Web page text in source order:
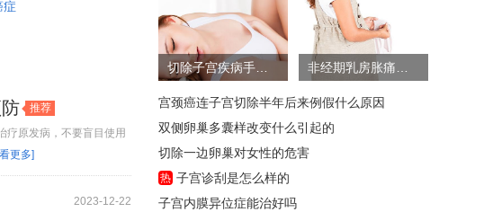
症
推荐
疗原发病，不要盲目使用
更多]
2023-12-22
切除子宫疾病手术风险大吗 非经期乳房胀痛的原因
宫颈癌连子宫切除半年后来例假什么原因
双侧卵巢多囊样改变什么引起的
切除一边卵巢对女性的危害
热 子宫诊刮是怎么样的
子宫内膜异位症能治好吗